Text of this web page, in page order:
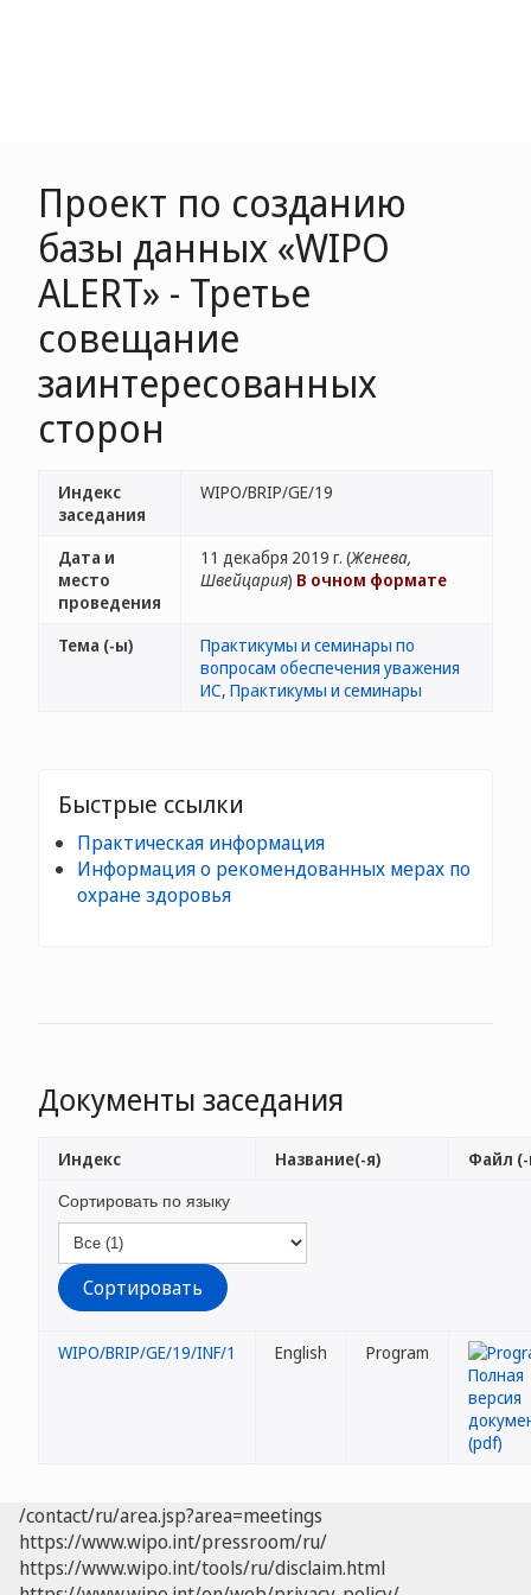
Проект по созданию
базы данных «WIPO
ALERT» - Третье
совещание
заинтересованных
сторон
Индекс
заседания
WIPO/BRIP/GE/19
Дата и
место
проведения
11 декабря 2019 г. (Женева,
Швейцария) В очном формате
Тема (-ы)
Практикумы и семинары по
вопросам обеспечения уважения
ИС, Практикумы и семинары
Быстрые ссылки
Практическая информация
Информация о рекомендованных мерах по
охране здоровья
Документы заседания
Сортировать по языку
Индекс Название(-я) Файл
WIPO/BRIP/GE/19/INF/1 English Program
/contact/ru/area.jsp?area=meetings
https://www.wipo.int/pressroom/ru/
https://www.wipo.int/tools/ru/disclaim.html